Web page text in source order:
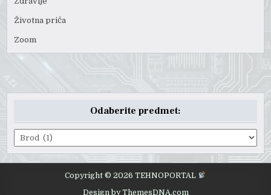
Životna priča
Zoom
Odaberite predmet:
Odaberite
predmet:
Copyright © 2026 TEHNOPORTAL
Design by ThemesDNA.com